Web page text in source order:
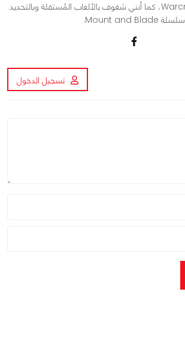
Civilization و Warcraft III، كما أنني شغوف بالألعاب المُستقلة وبالتحديد
سلسلة Mount and Blade.
تسجيل الدخول